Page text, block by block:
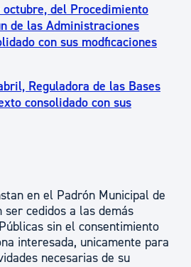
del Procedimiento
de las Administraciones
con sus modficaciones
Reguladora de las Bases
consolidado con sus
en el Padrón Municipal de
ser cedidos a las demás
sin el consentimiento
interesada, unicamente para
necesarias de su